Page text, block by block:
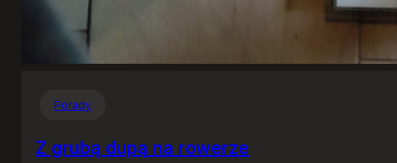
Porady
Z grubą dupą na rowerze